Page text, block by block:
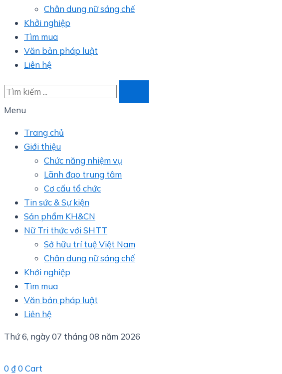
Chân dung nữ sáng chế
Khởi nghiệp
Tìm mua
Văn bản pháp luật
Liên hệ
Menu
Trang chủ
Giới thiệu
Chức năng nhiệm vụ
Lãnh đạo trung tâm
Cơ cấu tổ chức
Tin sức & Sự kiện
Sản phẩm KH&CN
Nữ Tri thức với SHTT
Sở hữu trí tuệ Việt Nam
Chân dung nữ sáng chế
Khởi nghiệp
Tìm mua
Văn bản pháp luật
Liên hệ
Thứ 6, ngày 07 tháng 08 năm 2026
0 ₫0 Cart